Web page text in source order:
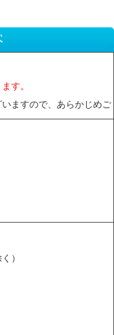
す。
ますので、あらかじめご
）